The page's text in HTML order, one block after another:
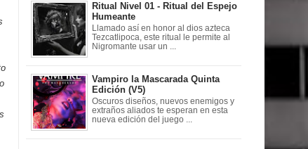
Ritual Nivel 01 - Ritual del Espejo
Humeante
Llamado así en honor al dios azteca
Tezcatlipoca, este ritual le permite al
Nigromante usar un ...
Vampiro la Mascarada Quinta
Edición (V5)
Oscuros diseños, nuevos enemigos y
extraños aliados te esperan en esta
nueva edición del juego ...